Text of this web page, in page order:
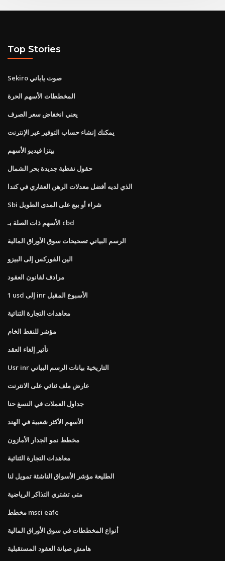
Top Stories
Sekiro صوت ياباني
المخططات الأسهم الحرة
يعني انخفاض سعر الصرف
يمكنك إنشاء حساب التوفير عبر الإنترنت
بيتزا فيديو الأسهم
حقول نفطية جديدة بحر الشمال
الذي لديه أفضل معدلات الرهن العقاري في كندا
Sbi شراء أو بيع على المدى الطويل
الأسهم ذات الصلة بـ cbd
الرسم البياني تصحيحات سوق الأوراق المالية
الين الفوركس إلى البيزو
مرادف لقانون العقود
1 usd إلى inr الأسبوع المقبل
معاهدات التجارة الثنائية
مؤشر للنفط الخام
تأثير إلغاء العقد
Usr inr التاريخية بيانات الرسم البياني
عارض ملف ثنائي على الانترنت
جداول العملات في النسغ حنا
الأسهم الأكثر شعبية في الهند
مخطط نمو الجدار الأمازون
معاهدات التجارة الثنائية
الطليعة مؤشر الأسواق الناشئة تمويل لنا
متى تشتري التذاكر الرياضية
مخطط msci eafe
أنواع المخططات في سوق الأوراق المالية
هامش صيانة العقود المستقبلية